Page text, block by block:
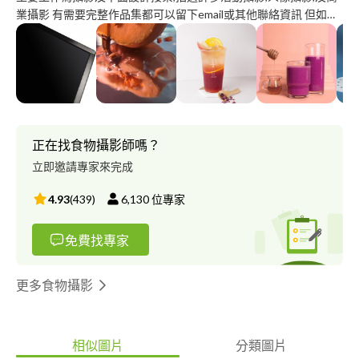
業攝影 有需要完整作品集都可以留下email或其他聯絡資訊 但如果
是還沒考慮好的顧客 因為pro360會先對每一位聯絡到的攝影師抽
成及收取費用 希望是確定有拍攝需求的顧客再聯絡哦☺️☺️☺️
正在找食物攝影師嗎？
立即邀請專家來完成
4.93(439) 6,130位專家
免費找專家
更多食物攝影
相似圖片 分類圖片